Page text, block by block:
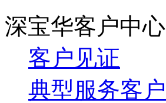
深宝华客户中心
客户见证
典型服务客户